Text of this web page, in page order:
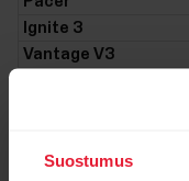
Suostumus
Ignite 3
Vantage V3
Polar Loop